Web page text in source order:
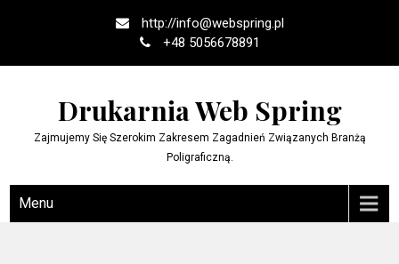
http://info@webspring.pl
+48 5056678891
Drukarnia Web Spring
Zajmujemy Się Szerokim Zakresem Zagadnień Związanych Branżą
Poligraficzną.
Menu